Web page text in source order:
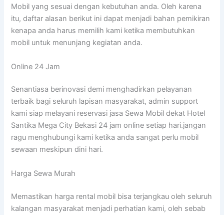
Mobil yang sesuai dengan kebutuhan anda. Oleh karena
itu, daftar alasan berikut ini dapat menjadi bahan pemikiran
kenapa anda harus memilih kami ketika membutuhkan
mobil untuk menunjang kegiatan anda.
Online 24 Jam
Senantiasa berinovasi demi menghadirkan pelayanan
terbaik bagi seluruh lapisan masyarakat, admin support
kami siap melayani reservasi jasa Sewa Mobil dekat Hotel
Santika Mega City Bekasi 24 jam online setiap hari.jangan
ragu menghubungi kami ketika anda sangat perlu mobil
sewaan meskipun dini hari.
Harga Sewa Murah
Memastikan harga rental mobil bisa terjangkau oleh seluruh
kalangan masyarakat menjadi perhatian kami, oleh sebab